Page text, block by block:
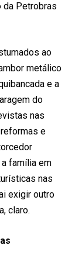
da Petrobras
ao
metálico
e a
do
nas
e
família em
nas
exigir outro
claro.